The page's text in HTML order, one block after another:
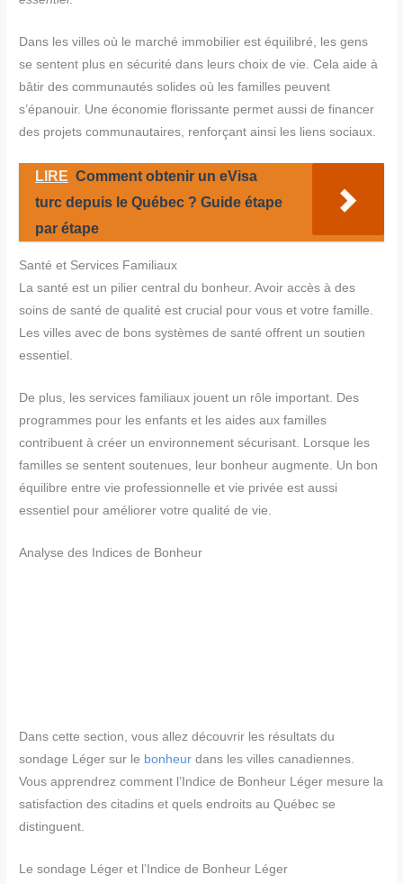
Dans les villes où le marché immobilier est équilibré, les gens
se sentent plus en sécurité dans leurs choix de vie. Cela aide à
bâtir des communautés solides où les familles peuvent
s’épanouir. Une économie florissante permet aussi de financer
des projets communautaires, renforçant ainsi les liens sociaux.
LIRE Comment obtenir un eVisa
turc depuis le Québec ? Guide étape
par étape
Santé et Services Familiaux
La santé est un pilier central du bonheur. Avoir accès à des
soins de santé de qualité est crucial pour vous et votre famille.
Les villes avec de bons systèmes de santé offrent un soutien
essentiel.
De plus, les services familiaux jouent un rôle important. Des
programmes pour les enfants et les aides aux familles
contribuent à créer un environnement sécurisant. Lorsque les
familles se sentent soutenues, leur bonheur augmente. Un bon
équilibre entre vie professionnelle et vie privée est aussi
essentiel pour améliorer votre qualité de vie.
Analyse des Indices de Bonheur
Dans cette section, vous allez découvrir les résultats du
sondage Léger sur le bonheur dans les villes canadiennes.
Vous apprendrez comment l’Indice de Bonheur Léger mesure la
satisfaction des citadins et quels endroits au Québec se
distinguent.
Le sondage Léger et l’Indice de Bonheur Léger